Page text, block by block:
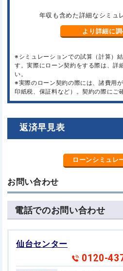
年収も含めた詳細なシミュ
より詳細に
※シミュレーションでの試算（計算）
す。実際にローン契約をする際は、詳
い。
※実際のローン契約の際には、諸費用
印紙税、保証料など）。契約の際にご
返済早見表
ローンシミュレ
お問い合わせ
電話でのお問い合わせ
仙台センター
0120-